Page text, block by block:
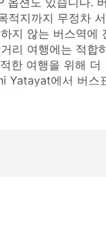
적지까지 무정차
지 않는 버스역에
리 여행에는 적합
한 여행을 위해 더
Yatayat에서 버스